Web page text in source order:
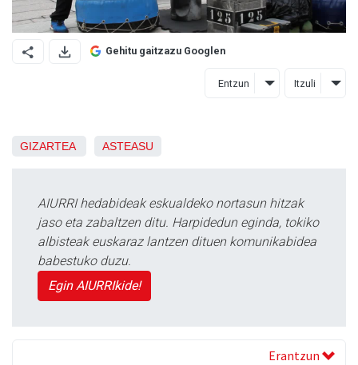
Gehitu gaitzazu Googlen
Entzun Itzuli
GIZARTEA ASTEASU
AIURRI hedabideak eskualdeko nortasun hitzak
jaso eta zabaltzen ditu. Harpidedun eginda, tokiko
albisteak euskaraz lantzen dituen komunikabidea
babestuko duzu.
Egin AIURRIkide!
Erantzun